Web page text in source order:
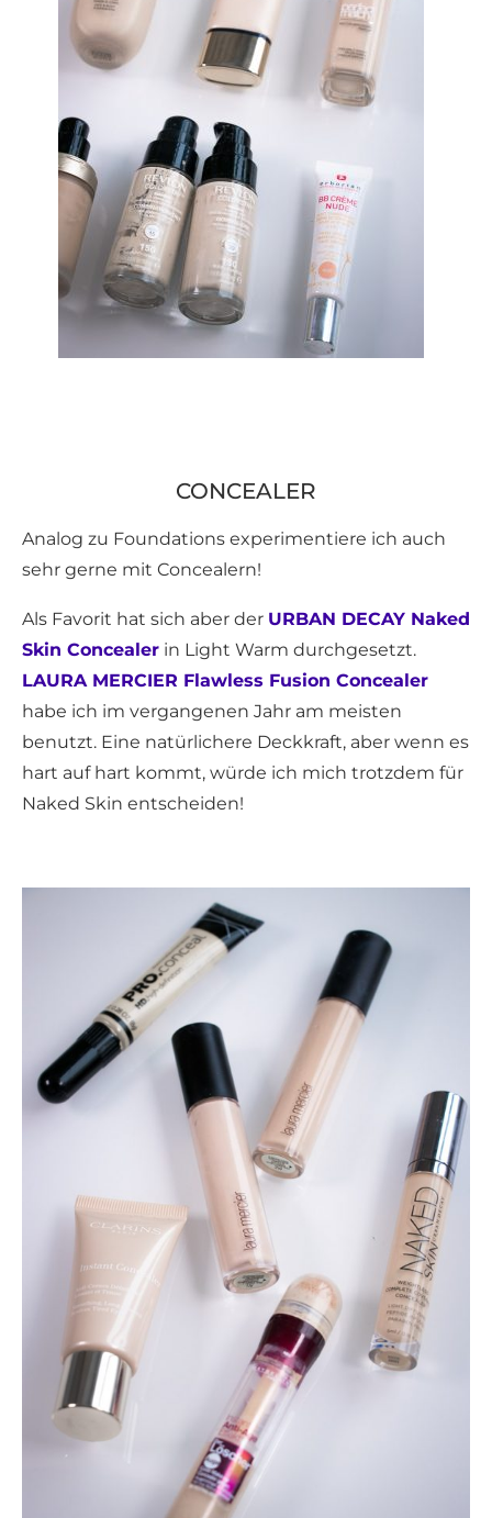
CONCEALER
Analog zu Foundations experimentiere ich auch
sehr gerne mit Concealern!
Als Favorit hat sich aber der URBAN DECAY Naked
Skin Concealer in Light Warm durchgesetzt.
LAURA MERCIER Flawless Fusion Concealer
habe ich im vergangenen Jahr am meisten
benutzt. Eine natürlichere Deckkraft, aber wenn es
hart auf hart kommt, würde ich mich trotzdem für
Naked Skin entscheiden!